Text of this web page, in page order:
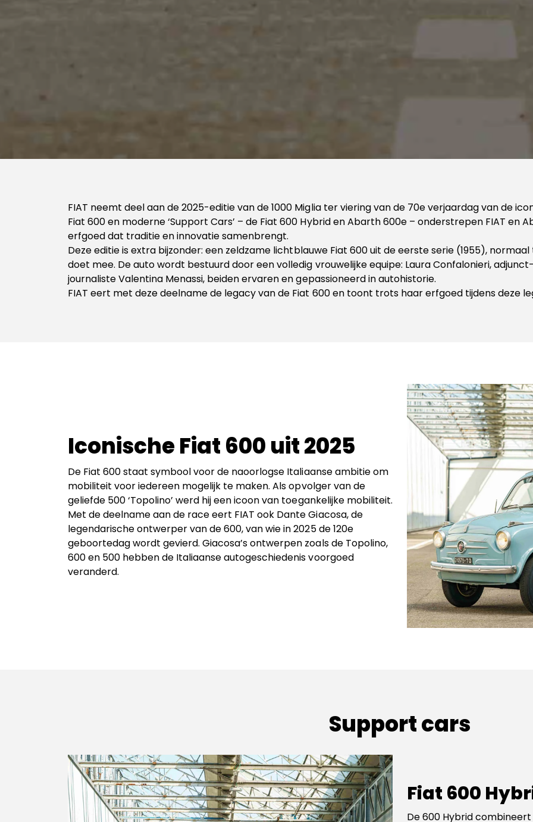
FIAT neemt deel aan de 2025-editie van de 1000 Miglia ter viering van de 70e verjaardag van de
Fiat 600 en moderne ‘Support Cars’ – de Fiat 600 Hybrid en Abarth 600e – onderstrepen FIAT en
erfgoed dat traditie en innovatie samenbrengt.
Deze editie is extra bijzonder: een zeldzame lichtblauwe Fiat 600 uit de eerste serie (1955),
doet mee. De auto wordt bestuurd door een volledig vrouwelijke equipe: Laura Confalonieri,
journaliste Valentina Menassi, beiden ervaren en gepassioneerd in autohistorie.
FIAT eert met deze deelname de legacy van de Fiat 600 en toont trots haar erfgoed tijdens deze
Iconische Fiat 600 uit 2025
De Fiat 600 staat symbool voor de naoorlogse Italiaanse ambitie om
mobiliteit voor iedereen mogelijk te maken. Als opvolger van de
geliefde 500 ‘Topolino’ werd hij een icoon van toegankelijke mobiliteit.
Met de deelname aan de race eert FIAT ook Dante Giacosa, de
legendarische ontwerper van de 600, van wie in 2025 de 120e
geboortedag wordt gevierd. Giacosa’s ontwerpen zoals de Topolino,
600 en 500 hebben de Italiaanse autogeschiedenis voorgoed
veranderd.
Support cars
Fiat 600
De 600 Hybrid